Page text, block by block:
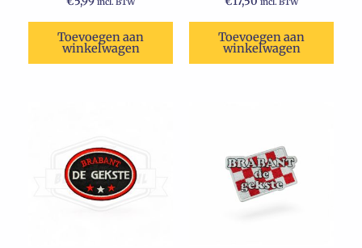
incl. BTW
Toevoegen aan
winkelwagen
incl. BTW
Toevoegen aan
winkelwagen